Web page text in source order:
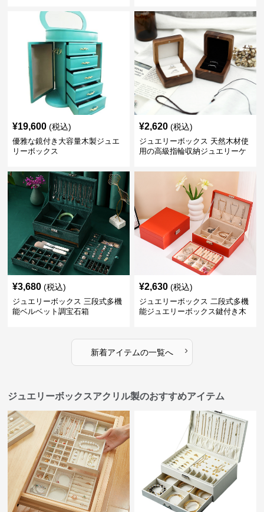
¥19,600 (税込)
優雅な鏡付き大容量木製ジュエ
リーボックス
¥2,620 (税込)
ジュエリーボックス 天然木材使
用の高級指輪収納ジュエリーケ
¥3,680 (税込)
ジュエリーボックス 三段式多機
能ベルベット調宝石箱
¥2,630 (税込)
ジュエリーボックス 二段式多機
能ジュエリーボックス鍵付き木
新着アイテムの一覧へ ›
ジュエリーボックスアクリル製のおすすめアイテム